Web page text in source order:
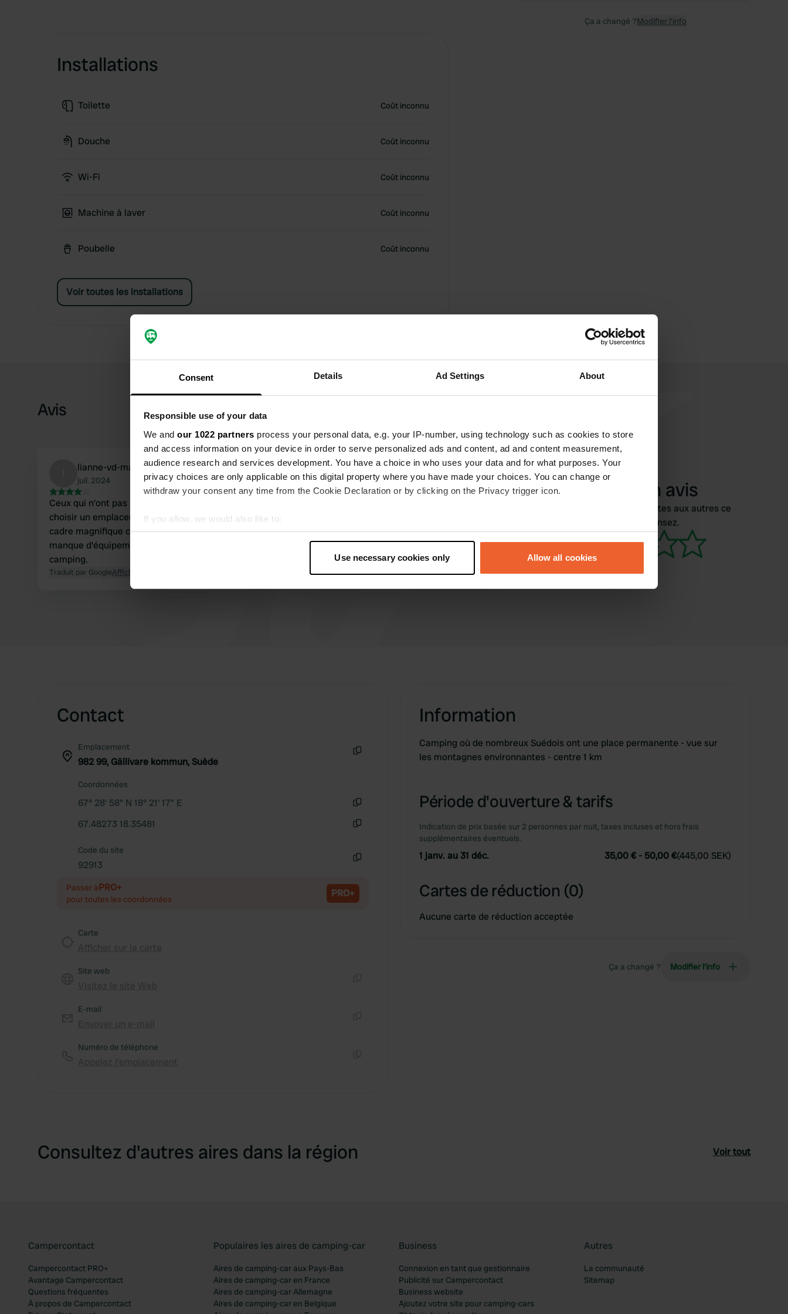
Consent Details Ad Settings About
Responsible use of your data
We and our 1022 partners process your personal data, e.g. your IP-number, using technology such as cookies to store
and access information on your device in order to serve personalized ads and content, ad and content measurement,
audience research and services development. You have a choice in who uses your data and for what purposes. Your
privacy choices are only applicable on this digital property where you have made your choices. You can change or
withdraw your consent any time from the Cookie Declaration or by clicking on the Privacy trigger icon.
If you allow, we would also like to:
Collect information about your geographical location which can be accurate to within several meters
Find out more about how your personal data is processed and set your preferences in the
Use necessary cookies only Allow all cookies
Installations
Toilette Coût inconnu
Douche Coût inconnu
Wi-Fi Coût inconnu
Machine à laver Coût inconnu
Poubelle Coût inconnu
Voir toutes les installations
Ça a changé ?Modifier l’info
Avis
lianne-vd-made
juil. 2024
Ceux qui n’ont pas besoin d’électricité peuvent
choisir un emplacement au bord de l’eau. Le
cadre magnifique compense complètement le
manque d'équipements dans cette partie du
camping.
Traduit par GoogleAfficher l'original
k karhu612
août 2022
dessus de la moyenne suédoise, et puis
douches en plus ! Scandaleux.
Traduit par GoogleAfficher l'original
Ajouter un avis
Vous êtes déjà venu ici ? Dites aux autres ce
que vous en pensez.
Contact
Emplacement
982 99, Gällivare kommun, Suède
Coordonnées
67° 28' 58" N 18° 21' 17" E
67.48273 18.35481
Code du site
92913
Passer àPRO+
pour toutes les coordonnées PRO+
Carte
Site web
E-mail
Numéro de téléphone
Information
Camping où de nombreux Suédois ont une place permanente - vue sur
les montagnes environnantes - centre 1 km
Période d'ouverture & tarifs
Indication de prix basée sur 2 personnes par nuit, taxes incluses et hors frais
supplémentaires éventuels.
1 janv. au 31 déc. 35,00 € - 50,00 €(445,00 SEK)
Cartes de réduction (0)
Aucune carte de réduction acceptée
Ça a changé ? Modifier l’info
Consultez d'autres aires dans la région Voir tout
Campercontact
Campercontact PRO+
Avantage Campercontact
Questions fréquentes
À propos de Campercontact
Populaires les aires de camping-car
Aires de camping-car aux Pays-Bas
Aires de camping-car en France
Aires de camping-car Allemagne
Aires de camping-car en Belgique
Business
Connexion en tant que gestionnaire
Publicité sur Campercontact
Business website
Ajoutez votre site pour camping-cars
Autres
La communauté
Sitemap